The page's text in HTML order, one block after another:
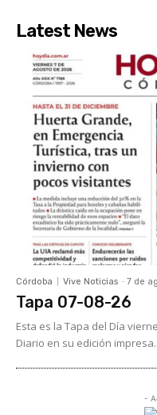
Latest News
Córdoba Vive Noticias - 7 de
Tapa 07-08-26
Esta es la Tapa del Día
Diario en su edición
-